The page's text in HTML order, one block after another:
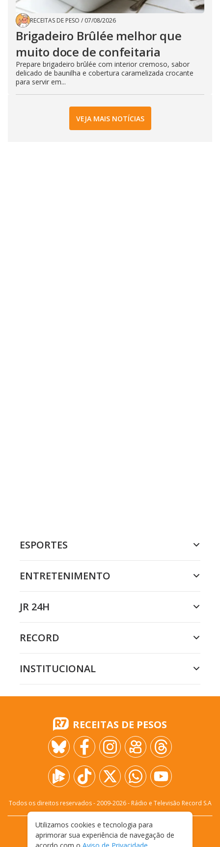
RECEITAS DE PESO / 07/08/2026
Brigadeiro Brûlée melhor que
muito doce de confeitaria
Prepare brigadeiro brûlée com interior cremoso, sabor
delicado de baunilha e cobertura caramelizada crocante
para servir em...
VEJA MAIS NOTÍCIAS
ESPORTES
ENTRETENIMENTO
JR 24H
RECORD
INSTITUCIONAL
RECEITAS DE PESOS
Todos os direitos reservados - 2009-2026- Rádio e Televisão Record S.A
FALE CONOSCO
PRIVACIDADE
TERMOS E CONDIÇÕES DE USO
Utilizamos cookies e tecnologia para
aprimorar sua experiência de navegação de